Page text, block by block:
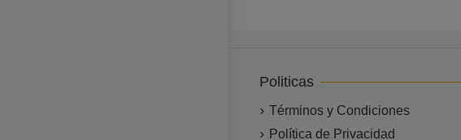
Politicas
Términos y Condiciones
Política de Privacidad